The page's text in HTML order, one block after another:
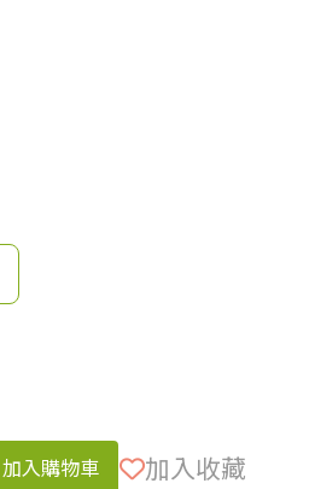
加入購物車 加入收藏